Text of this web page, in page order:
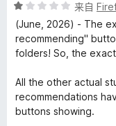
r
的
评
价
/
5
评
分
1
/
来自
(June, 2026) - The
recommending"
folders! So, the
All the other actual
recommendations
buttons showing.